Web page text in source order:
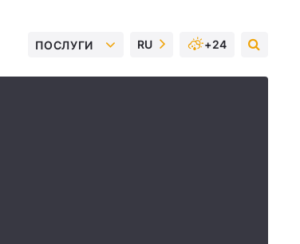
ПОСЛУГИ RU +24